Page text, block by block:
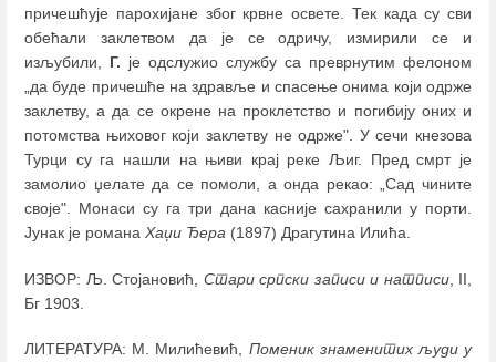
причешћује парохијане због крвне освете. Тек када су сви
обећали заклетвом да је се одричу, измирили се и
изљубили, Г. је одслужио службу са преврнутим фелоном
„да буде причешће на здравље и спасење онима који одрже
заклетву, а да се окрене на проклетство и погибију оних и
потомства њиховог који заклетву не одрже". У сечи кнезова
Турци су га нашли на њиви крај реке Љиг. Пред смрт је
замолио џелате да се помоли, а онда рекао: „Сад чините
своје". Монаси су га три дана касније сахранили у порти.
Јунак је романа Хаџи Ђера (1897) Драгутина Илића.
ИЗВОР: Љ. Стојановић, Стари српски записи и натписи, II,
Бг 1903.
ЛИТЕРАТУРА: М. Милићевић, Поменик знаменитих људи у